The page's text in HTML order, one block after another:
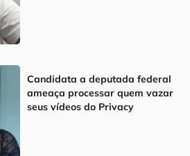
Candidata a deputada federal
ameaça processar quem vazar
seus vídeos do Privacy